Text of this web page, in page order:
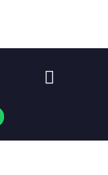
Menú